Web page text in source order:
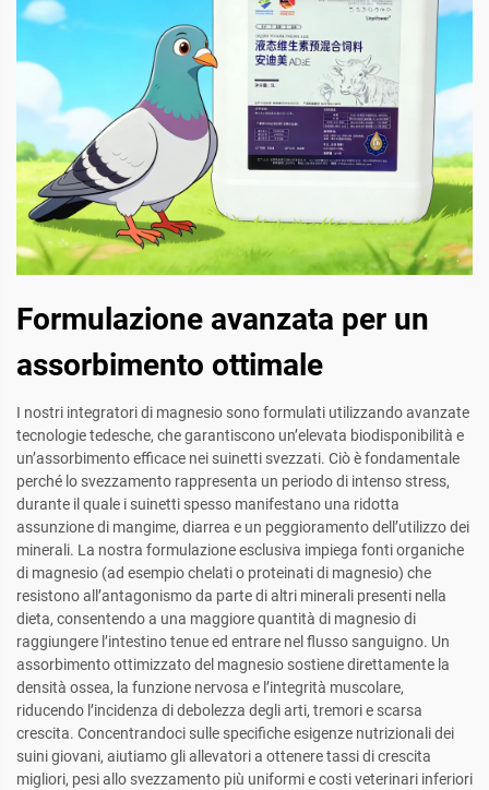
Formulazione avanzata per un
assorbimento ottimale
I nostri integratori di magnesio sono formulati utilizzando avanzate
tecnologie tedesche, che garantiscono un’elevata biodisponibilità e
un’assorbimento efficace nei suinetti svezzati. Ciò è fondamentale
perché lo svezzamento rappresenta un periodo di intenso stress,
durante il quale i suinetti spesso manifestano una ridotta
assunzione di mangime, diarrea e un peggioramento dell’utilizzo dei
minerali. La nostra formulazione esclusiva impiega fonti organiche
di magnesio (ad esempio chelati o proteinati di magnesio) che
resistono all’antagonismo da parte di altri minerali presenti nella
dieta, consentendo a una maggiore quantità di magnesio di
raggiungere l’intestino tenue ed entrare nel flusso sanguigno. Un
assorbimento ottimizzato del magnesio sostiene direttamente la
densità ossea, la funzione nervosa e l’integrità muscolare,
riducendo l’incidenza di debolezza degli arti, tremori e scarsa
crescita. Concentrandoci sulle specifiche esigenze nutrizionali dei
suini giovani, aiutiamo gli allevatori a ottenere tassi di crescita
migliori, pesi allo svezzamento più uniformi e costi veterinari inferiori